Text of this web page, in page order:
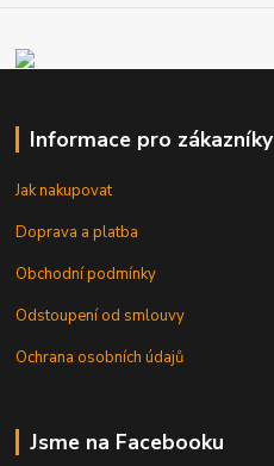
Informace pro zákazníky
Jak nakupovat
Doprava a platba
Obchodní podmínky
Odstoupení od smlouvy
Ochrana osobních údajů
Jsme na Facebooku